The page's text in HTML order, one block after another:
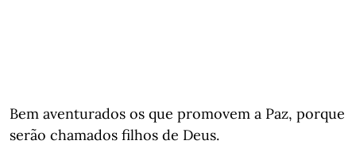
Bem aventurados os que promovem a Paz, porque
serão chamados filhos de Deus.